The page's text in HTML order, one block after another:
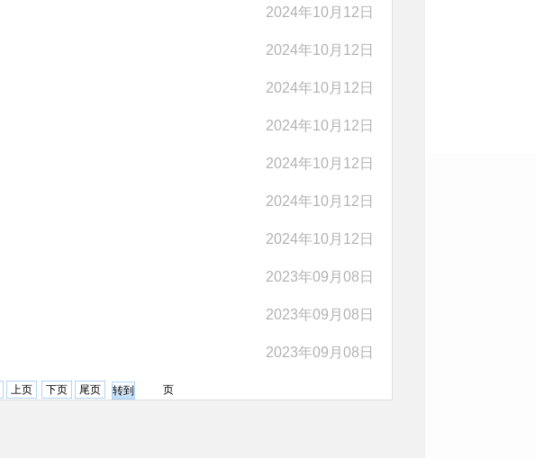
2024年10月12日
2024年10月12日
2024年10月12日
2024年10月12日
2024年10月12日
2024年10月12日
2024年10月12日
2023年09月08日
2023年09月08日
2023年09月08日
上页 下页 尾页 页